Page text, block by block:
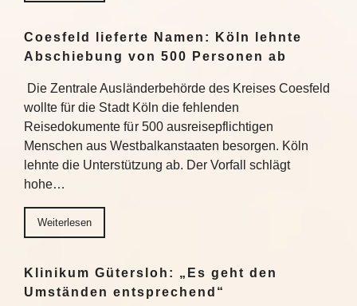
Coesfeld lieferte Namen: Köln lehnte
Abschiebung von 500 Personen ab
Die Zentrale Ausländerbehörde des Kreises Coesfeld
wollte für die Stadt Köln die fehlenden
Reisedokumente für 500 ausreisepflichtigen
Menschen aus Westbalkanstaaten besorgen. Köln
lehnte die Unterstützung ab. Der Vorfall schlägt
hohe…
Weiterlesen
Klinikum Gütersloh: „Es geht den
Umständen entsprechend“